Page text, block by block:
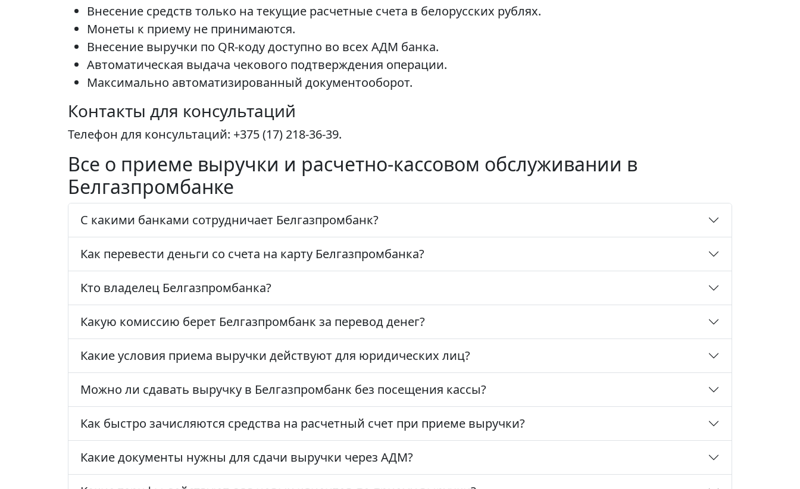
Внесение средств только на текущие расчетные счета в белорусских рублях.
Монеты к приему не принимаются.
Внесение выручки по QR-коду доступно во всех АДМ банка.
Автоматическая выдача чекового подтверждения операции.
Максимально автоматизированный документооборот.
Контакты для консультаций
Телефон для консультаций: +375 (17) 218-36-39.
Все о приеме выручки и расчетно-кассовом обслуживании в
Белгазпромбанке
С какими банками сотрудничает Белгазпромбанк?
Как перевести деньги со счета на карту Белгазпромбанка?
Кто владелец Белгазпромбанка?
Какую комиссию берет Белгазпромбанк за перевод денег?
Какие условия приема выручки действуют для юридических лиц?
Можно ли сдавать выручку в Белгазпромбанк без посещения кассы?
Как быстро зачисляются средства на расчетный счет при приеме выручки?
Какие документы нужны для сдачи выручки через АДМ?